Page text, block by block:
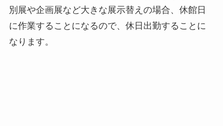
別展や企画展など大きな展示替えの場合、休館日
に作業することになるので、休日出勤することに
なります。